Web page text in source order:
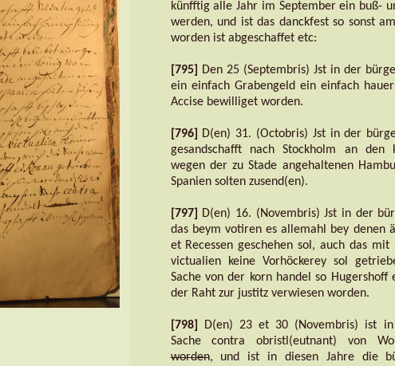
künfftig alle Jahr im September ein buß-
werden, und ist das danckfest so sonst
worden ist abgeschaffet etc:
[795]
Den 25 (Septembris) Jst in der
ein einfach Grabengeld ein einfach
Accise bewilliget worden.
[796]
D(en) 31. (Octobris) Jst in der
gesandschafft nach Stockholm an den
wegen der zu Stade angehaltenen
Spanien solten zusend(en).
[797]
D(en) 16. (Novembris) Jst in der
das beym votiren es allemahl bey denen
et Recessen geschehen sol, auch das
victualien keine Vorhöckerey sol
Sache von der korn handel so Hugershoff
der Raht zur justitz verwiesen worden.
[798]
D(en) 23 et 30 (Novembris) ist in
Sache contra obristl(eutnant) von
worden, und ist in diesen Jahre die